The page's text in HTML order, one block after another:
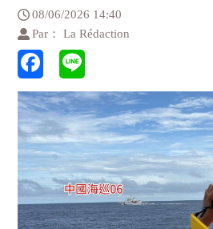
08/06/2026 14:40
Par： La Rédaction